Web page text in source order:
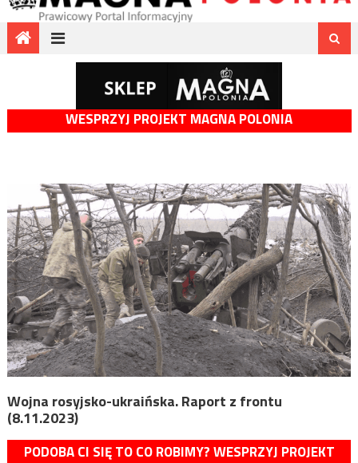
WESPRZYJ PROJEKT MAGNA POLONIA
Wojna rosyjsko-ukraińska. Raport z frontu
(8.11.2023)
PODOBA CI SIĘ TO CO ROBIMY? WESPRZYJ PROJEKT